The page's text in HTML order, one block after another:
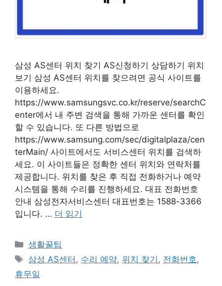
삼성 AS센터 위치 찾기 AS신청하기 상담하기 위치
보기 삼성 AS센터 위치를 찾으려면 공식 사이트를
이용하세요.
https://www.samsungsvc.co.kr/reserve/searchC
enter에서 내 주변 검색을 통해 가까운 센터를 확인
할 수 있습니다. 또 다른 방법으로
https://www.samsung.com/sec/digitalplaza/cen
terMain/ 사이트에서도 서비스센터 위치를 검색하
세요. 이 사이트들은 정확한 센터 위치와 연락처를
제공합니다. 위치를 찾은 후 직접 전화하거나 예약
시스템을 통해 수리를 진행하세요. 대표 전화번호
안내 삼성전자서비스센터 대표번호는 1588-3366
입니다. … 더 읽기
카
테
리
생활꿀팁
태
그
삼성 AS센터 , 수리 예약, 위치 찾기 , 전화번호,
휴무일